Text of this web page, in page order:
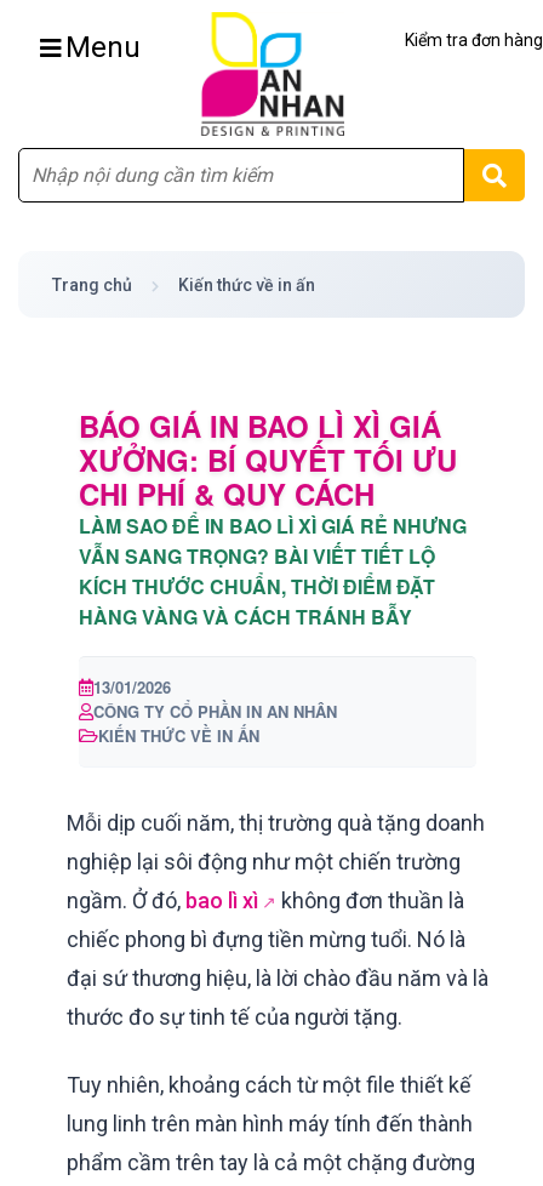
Menu Kiểm tra đơn hàng
Trang chủ Kiến thức về in ấn
BÁO GIÁ IN BAO LÌ XÌ GIÁ
XƯỞNG: BÍ QUYẾT TỐI ƯU
CHI PHÍ & QUY CÁCH
LÀM SAO ĐỂ IN BAO LÌ XÌ GIÁ RẺ NHƯNG
VẪN SANG TRỌNG? BÀI VIẾT TIẾT LỘ
KÍCH THƯỚC CHUẨN, THỜI ĐIỂM ĐẶT
HÀNG VÀNG VÀ CÁCH TRÁNH BẪY
13/01/2026
CÔNG TY CỔ PHẦN IN AN NHÂN
KIẾN THỨC VỀ IN ẤN
Mỗi dịp cuối năm, thị trường quà tặng doanh
nghiệp lại sôi động như một chiến trường
ngầm. Ở đó, bao lì xì
không đơn thuần là
chiếc phong bì đựng tiền mừng tuổi. Nó là
đại sứ thương hiệu, là lời chào đầu năm và là
thước đo sự tinh tế của người tặng.
Tuy nhiên, khoảng cách từ một file thiết kế
lung linh trên màn hình máy tính đến thành
phẩm cầm trên tay là cả một chặng đường